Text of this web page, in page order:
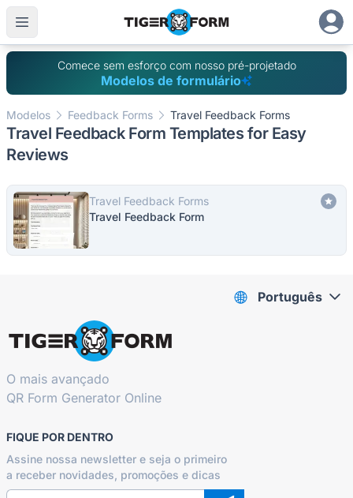
Comece sem esforço com nosso pré-projetado
Modelos de formulário
Modelos Feedback Forms Travel Feedback Forms
Travel Feedback Form Templates for Easy
Reviews
Travel Feedback Forms
Travel Feedback Form
O mais avançado
QR Form Generator Online
FIQUE POR DENTRO
Assine nossa newsletter e seja o primeiro
a receber novidades, promoções e dicas
Português